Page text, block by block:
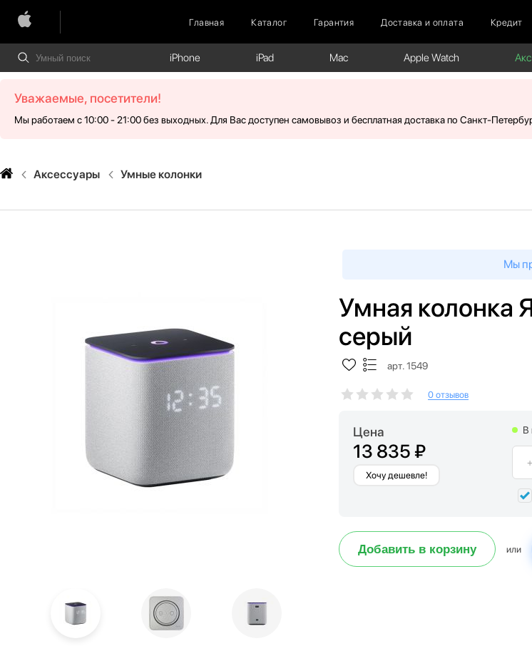
Главная Каталог Гарантия Доставка и оплата Кредит
iPhone iPad Mac Apple Watch
Уважаемые, посетители!
Мы работаем с 10:00 - 21:00 без выходных. Для Вас доступен самовывоз и бесплатная доставка по Санкт-
Аксессуары Умные колонки
Мы
Умная колонка
серый
арт. 1549
0 отзывов
Цена
13 835 ₽
Хочу дешевле!
В
Добавить в корзину или